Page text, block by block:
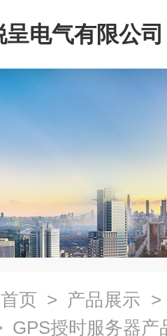
电气有限公司
首页 > 产品展示
GPS授时服务器产